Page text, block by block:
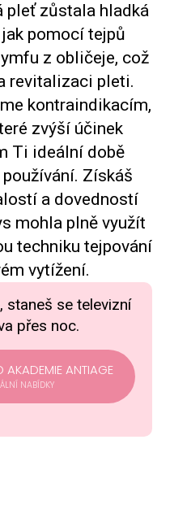
pleť zůstala hladká
pomocí tejpů
z obličeje, což
revitalizaci pleti.
kontraindikacím,
zvýší účinek
Ti ideální době
Získáš
a dovedností
mohla plně využít
techniku tejpování
vytížení.
staneš se televizní
přes noc.
AKADEMIE ANTIAGE
NABÍDKY